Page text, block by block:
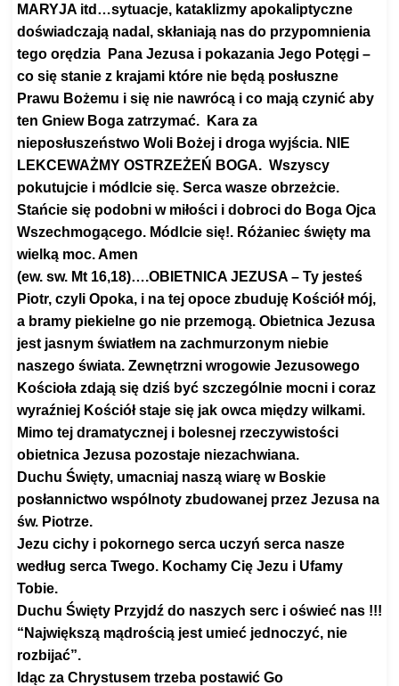
MARYJA itd…sytuacje, kataklizmy apokaliptyczne
doświadczają nadal, skłaniają nas do przypomnienia
tego orędzia Pana Jezusa i pokazania Jego Potęgi –
co się stanie z krajami które nie będą posłuszne
Prawu Bożemu i się nie nawrócą i co mają czynić aby
ten Gniew Boga zatrzymać. Kara za
nieposłuszeństwo Woli Bożej i droga wyjścia. NIE
LEKCEWAŻMY OSTRZEŻEŃ BOGA. Wszyscy
pokutujcie i módlcie się. Serca wasze obrzeż­cie.
Stańcie się podobni w miłości i dobroci do Boga Ojca
Wszechmogącego. Módlcie się!. Różaniec święty ma
wielką moc. Amen
(ew. sw. Mt 16,18)….OBIETNICA JEZUSA – Ty jesteś
Piotr, czyli Opoka, i na tej opoce zbuduję Kościół mój,
a bramy piekielne go nie przemogą. Obietnica Jezusa
jest jasnym światłem na zachmurzonym niebie
naszego świata. Zewnętrzni wrogowie Jezusowego
Kościoła zdają się dziś być szczególnie mocni i coraz
wyraźniej Kościół staje się jak owca między wilkami.
Mimo tej dramatycznej i bolesnej rzeczywistości
obietnica Jezusa pozostaje niezachwiana.
Duchu Święty, umacniaj naszą wiarę w Boskie
posłannictwo wspólnoty zbudowanej przez Jezusa na
św. Piotrze.
Jezu cichy i pokornego serca uczyń serca nasze
według serca Twego. Kochamy Cię Jezu i Ufamy
Tobie.
Duchu Święty Przyjdź do naszych serc i oświeć nas !!!
“Największą mądrością jest umieć jednoczyć, nie
rozbijać”.
Idąc za Chrystusem trzeba postawić Go